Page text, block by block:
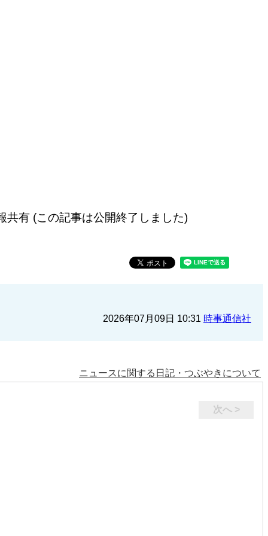
共有 (この記事は公開終了しました)
2026年07月09日 10:31 時事通信社
ニュースに関する日記・つぶやきについて
次へ >